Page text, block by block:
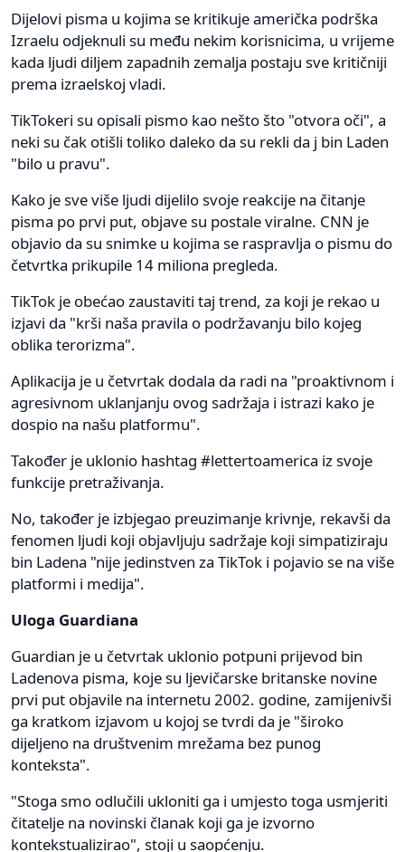
Dijelovi pisma u kojima se kritikuje američka podrška
Izraelu odjeknuli su među nekim korisnicima, u vrijeme
kada ljudi diljem zapadnih zemalja postaju sve kritičniji
prema izraelskoj vladi.
TikTokeri su opisali pismo kao nešto što "otvora oči", a
neki su čak otišli toliko daleko da su rekli da j bin Laden
"bilo u pravu".
Kako je sve više ljudi dijelilo svoje reakcije na čitanje
pisma po prvi put, objave su postale viralne. CNN je
objavio da su snimke u kojima se raspravlja o pismu do
četvrtka prikupile 14 miliona pregleda.
TikTok je obećao zaustaviti taj trend, za koji je rekao u
izjavi da "krši naša pravila o podržavanju bilo kojeg
oblika terorizma".
Aplikacija je u četvrtak dodala da radi na "proaktivnom i
agresivnom uklanjanju ovog sadržaja i istrazi kako je
dospio na našu platformu".
Također je uklonio hashtag #lettertoamerica iz svoje
funkcije pretraživanja.
No, također je izbjegao preuzimanje krivnje, rekavši da
fenomen ljudi koji objavljuju sadržaje koji simpatiziraju
bin Ladena "nije jedinstven za TikTok i pojavio se na više
platformi i medija".
Uloga Guardiana
Guardian je u četvrtak uklonio potpuni prijevod bin
Ladenova pisma, koje su ljevičarske britanske novine
prvi put objavile na internetu 2002. godine, zamijenivši
ga kratkom izjavom u kojoj se tvrdi da je "široko
dijeljeno na društvenim mrežama bez punog
konteksta".
"Stoga smo odlučili ukloniti ga i umjesto toga usmjeriti
čitatelje na novinski članak koji ga je izvorno
kontekstualizirao", stoji u saopćenju.